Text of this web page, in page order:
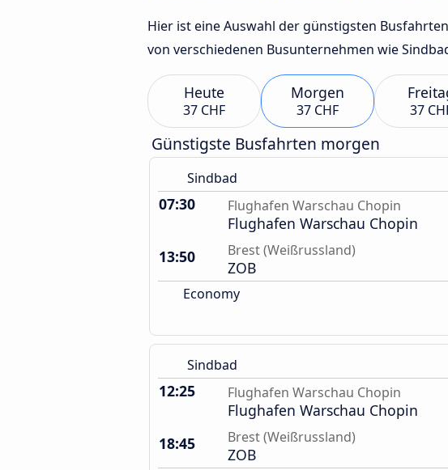
Hier ist eine Auswahl der günstigsten
von verschiedenen Busunternehmen wie
Heute
37 CHF
Morgen
37 CHF 37
Günstigste Busfahrten morgen
Sindbad
07:30 Flughafen Warschau Chopin
Flughafen Warschau Chopin
13:50
Brest (Weißrussland)
ZOB
Economy
Sindbad
12:25 Flughafen Warschau Chopin
Flughafen Warschau Chopin
18:45
Brest (Weißrussland)
ZOB